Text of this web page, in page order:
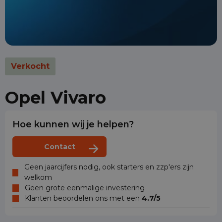
Verkocht
Opel Vivaro
Hoe kunnen wij je helpen?
Contact
Geen jaarcijfers nodig, ook starters en zzp'ers zijn
welkom
Geen grote eenmalige investering
Klanten beoordelen ons met een 4.7/5